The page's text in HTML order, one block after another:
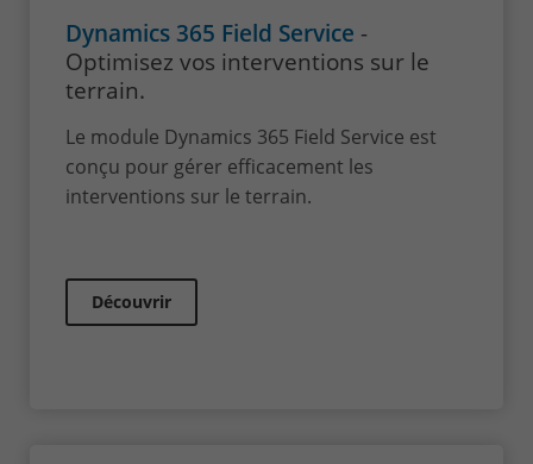
Dynamics 365 Field Service -
Optimisez vos interventions sur le
terrain.
Le module Dynamics 365 Field Service est
conçu pour gérer efficacement les
interventions sur le terrain.
Découvrir